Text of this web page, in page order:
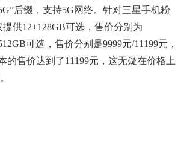
后缀，支持5G网络。针对三星手机粉
供12+128GB可选，售价分别为
可选，售价分别是9999元/11199元，
的售价达到了11199元，这无疑在价格上